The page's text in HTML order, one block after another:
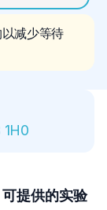
减少等待
提供的实验